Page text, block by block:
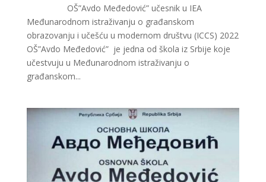
OŠ”Avdo Međedović” učesnik u IEA
Međunarodnom istraživanju o građanskom
obrazovanju i učešću u modernom društvu (ICCS) 2022
OŠ”Avdo Međedović” je jedna od škola iz Srbije koje
učestvuju u Međunarodnom istraživanju o
građanskom...